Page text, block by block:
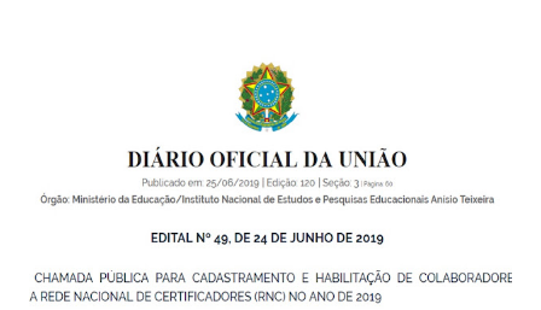
crianças de zero a 3 anos e 11 meses; – EMEIs - Escolas
Municipais de Educação Infantil, que atendem crianças de 4
a 5 anos e 11 meses; – CEMEI - Centro Municipal de
Educação Infantil, que recebe crianças de zero a 5 anos e 11
Indígena, e trabalham com cri...